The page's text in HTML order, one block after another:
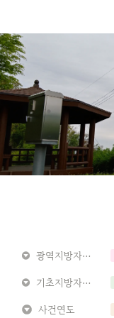
광역지방자치단체
기초지방자치단체
사건연도